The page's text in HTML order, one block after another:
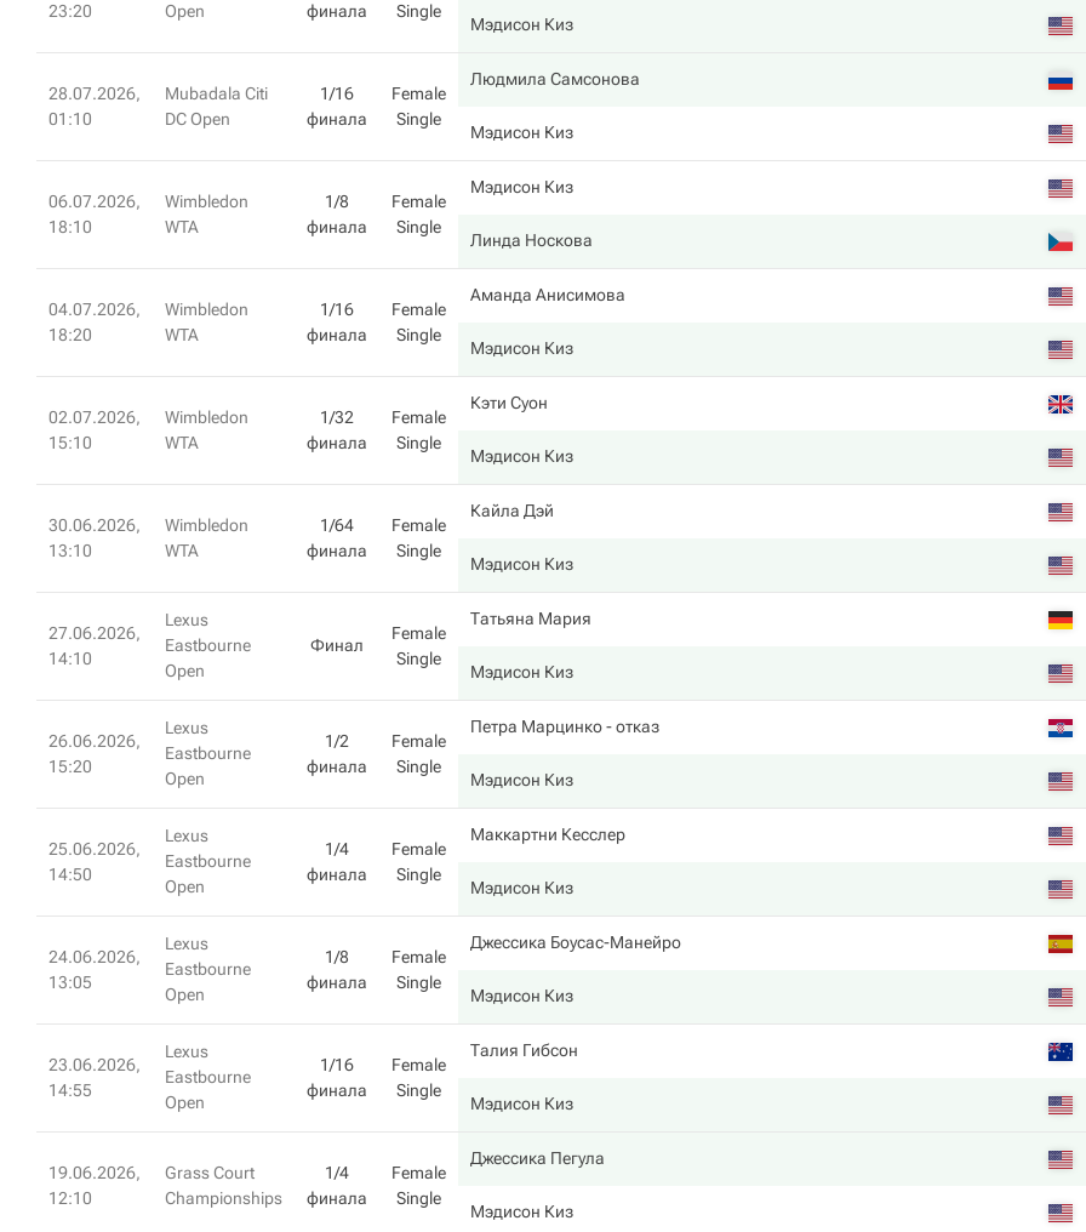
23:20
Open
финала
Single
Мэдисон Киз
28.07.2026,
01:10
Mubadala Citi
DC Open
1/16
финала
Female
Single
Людмила Самсонова
Мэдисон Киз
06.07.2026,
18:10
Wimbledon
WTA
1/8
финала
Female
Single
Мэдисон Киз
Линда Носкова
04.07.2026,
18:20
Wimbledon
WTA
1/16
финала
Female
Single
Аманда Анисимова
Мэдисон Киз
02.07.2026,
15:10
Wimbledon
WTA
1/32
финала
Female
Single
Кэти Суон
Мэдисон Киз
30.06.2026,
13:10
Wimbledon
WTA
1/64
финала
Female
Single
Кайла Дэй
Мэдисон Киз
27.06.2026,
14:10
Lexus
Eastbourne
Open
Финал
Female
Single
Татьяна Мария
Мэдисон Киз
26.06.2026,
15:20
Lexus
Eastbourne
Open
1/2
финала
Female
Single
Петра Марцинко- отказ
Мэдисон Киз
25.06.2026,
14:50
Lexus
Eastbourne
Open
1/4
финала
Female
Single
Маккартни Кесслер
Мэдисон Киз
24.06.2026,
13:05
Lexus
Eastbourne
Open
1/8
финала
Female
Single
Джессика Боусас-Манейро
Мэдисон Киз
23.06.2026,
14:55
Lexus
Eastbourne
Open
1/16
финала
Female
Single
Талия Гибсон
Мэдисон Киз
19.06.2026,
12:10
Grass Court
Championships
1/4
финала
Female
Single
Джессика Пегула
Мэдисон Киз